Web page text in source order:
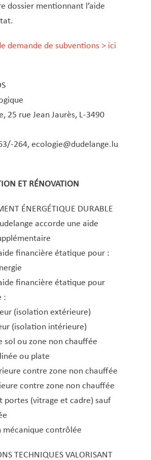
à l’original
– Funérailles
d’adresse pour
UE
et chambres donnés
à disposition à des fins
club ou d’une association
de l’état civil
d’impôt
d’un État tiers
fondamentale
communal des
(RCPP)
d’accueil
listes électorales
signature
un mariage civil/PACS
(demande)
dossier mentionnant l’aide
demande de subventions > ici
25 rue Jean Jaurès, L-3490
264, ecologie@dudelange.lu
ET RÉNOVATION
ÉNERGÉTIQUE DURABLE
accorde une aide
financière étatique pour :
financière étatique pour
:
(isolation extérieure)
(isolation intérieure)
sol ou zone non chauffée
ou plate
contre zone non chauffée
contre zone non chauffée
portes (vitrage et cadre) sauf
mécanique contrôlée
TECHNIQUES VALORISANT